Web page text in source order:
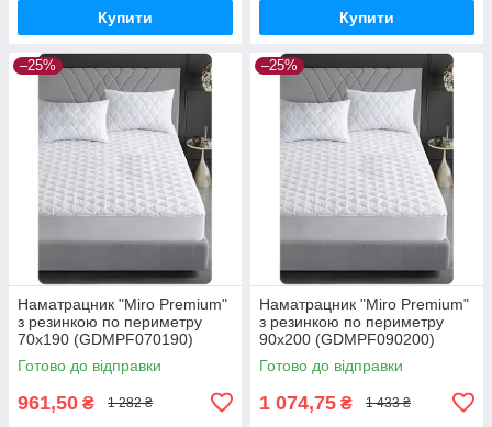
Купити Купити
–25%
Наматрацник "Miro Premium"
з резинкою по периметру
70x190 (GDMPF070190)
Готово до відправки
961,50 ₴ 1 282 ₴
–25%
Наматрацник "Miro Premium"
з резинкою по периметру
90x200 (GDMPF090200)
Готово до відправки
1 074,75 ₴ 1 433 ₴